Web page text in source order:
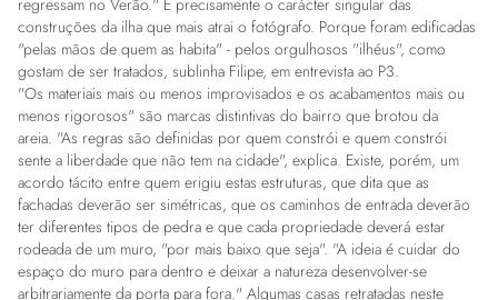
construções da ilha que mais atrai o fotógrafo. Porque foram edificadas
"pelas mãos de quem as habita" - pelos orgulhosos "ilhéus", como
gostam de ser tratados, sublinha Filipe, em entrevista ao P3.
"Os materiais mais ou menos improvisados e os acabamentos mais ou
menos rigorosos" são marcas distintivas do bairro que brotou da
areia. "As regras são definidas por quem constrói e quem constrói
sente a liberdade que não tem na cidade", explica. Existe, porém, um
acordo tácito entre quem erigiu estas estruturas, que dita que as
fachadas deverão ser simétricas, que os caminhos de entrada deverão
ter diferentes tipos de pedra e que cada propriedade deverá estar
rodeada de um muro, "por mais baixo que seja". "A ideia é cuidar do
espaço do muro para dentro e deixar a natureza desenvolver-se
arbitrariamente da porta para fora." Algumas casas retratadas neste